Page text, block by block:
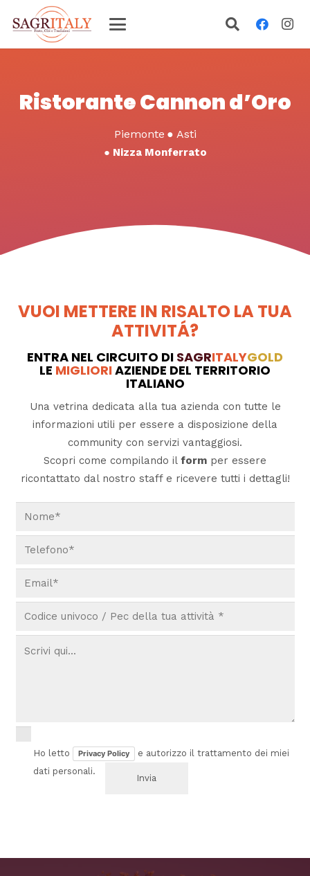
Ristorante Cannon d’Oro
Piemonte ● Asti
● Nizza Monferrato
VUOI METTERE IN RISALTO LA TUA
ATTIVITÁ?
ENTRA NEL CIRCUITO DI SAGRITALYGOLD
LE MIGLIORIAZIENDE DEL TERRITORIO
ITALIANO
Una vetrina dedicata alla tua azienda con tutte le
informazioni utili per essere a disposizione della
community con servizi vantaggiosi.
Scopri come compilando il form per essere
ricontattato dal nostro staff e ricevere tutti i dettagli!
Ho letto Privacy Policy
e autorizzo il trattamento dei miei
dati personali.